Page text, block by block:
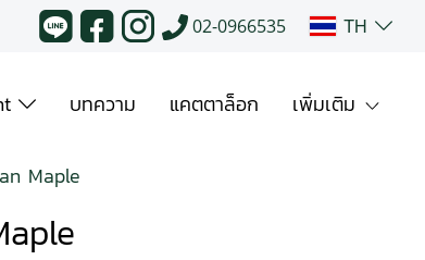
02-0966535 TH
บทความ แคตตาล็อก เพิ่มเติม
Maple